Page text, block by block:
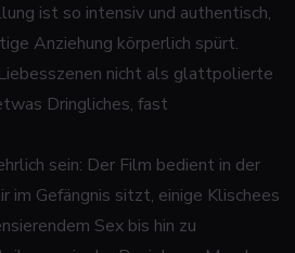
ist so intensiv und authentisch,
Anziehung körperlich spürt.
nicht als glattpolierte
Dringliches, fast
sein: Der Film bedient in der
im Gefängnis sitzt, einige Klischees
Sex bis hin zu